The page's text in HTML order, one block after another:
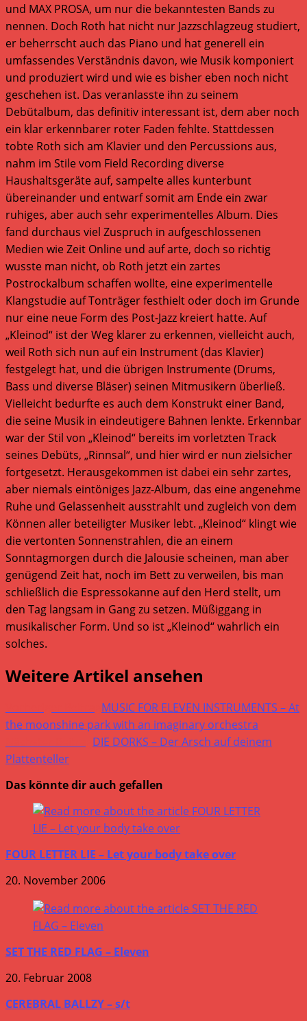
und MAX PROSA, um nur die bekanntesten Bands zu
nennen. Doch Roth hat nicht nur Jazzschlagzeug studiert,
er beherrscht auch das Piano und hat generell ein
umfassendes Verständnis davon, wie Musik komponiert
und produziert wird und wie es bisher eben noch nicht
geschehen ist. Das veranlasste ihn zu seinem
Debütalbum, das definitiv interessant ist, dem aber noch
ein klar erkennbarer roter Faden fehlte. Stattdessen
tobte Roth sich am Klavier und den Percussions aus,
nahm im Stile vom Field Recording diverse
Haushaltsgeräte auf, sampelte alles kunterbunt
übereinander und entwarf somit am Ende ein zwar
ruhiges, aber auch sehr experimentelles Album. Dies
fand durchaus viel Zuspruch in aufgeschlossenen
Medien wie Zeit Online und auf arte, doch so richtig
wusste man nicht, ob Roth jetzt ein zartes
Postrockalbum schaffen wollte, eine experimentelle
Klangstudie auf Tonträger festhielt oder doch im Grunde
nur eine neue Form des Post-Jazz kreiert hatte. Auf
„Kleinod“ ist der Weg klarer zu erkennen, vielleicht auch,
weil Roth sich nun auf ein Instrument (das Klavier)
festgelegt hat, und die übrigen Instrumente (Drums,
Bass und diverse Bläser) seinen Mitmusikern überließ.
Vielleicht bedurfte es auch dem Konstrukt einer Band,
die seine Musik in eindeutigere Bahnen lenkte. Erkennbar
war der Stil von „Kleinod“ bereits im vorletzten Track
seines Debüts, „Rinnsal“, und hier wird er nun zielsicher
fortgesetzt. Herausgekommen ist dabei ein sehr zartes,
aber niemals eintöniges Jazz-Album, das eine angenehme
Ruhe und Gelassenheit ausstrahlt und zugleich von dem
Können aller beteiligter Musiker lebt. „Kleinod“ klingt wie
die vertonten Sonnenstrahlen, die an einem
Sonntagmorgen durch die Jalousie scheinen, man aber
genügend Zeit hat, noch im Bett zu verweilen, bis man
schließlich die Espressokanne auf den Herd stellt, um
den Tag langsam in Gang zu setzen. Müßiggang in
musikalischer Form. Und so ist „Kleinod“ wahrlich ein
solches.
Weitere Artikel ansehen
MUSIC FOR ELEVEN INSTRUMENTS – At
the moonshine park with an imaginary orchestra
DIE DORKS – Der Arsch auf deinem
Plattenteller
Das könnte dir auch gefallen
FOUR LETTER LIE – Let your body take over
20. November 2006
SET THE RED FLAG – Eleven
20. Februar 2008
CEREBRAL BALLZY – s/t